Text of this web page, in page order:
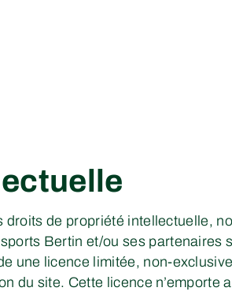
de propriété intellectuelle,
Bertin et/ou ses partenaires
une licence limitée, non-
du site. Cette licence